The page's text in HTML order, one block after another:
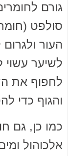
גורם
סולפט (חומר
העור
לשיער עשוי
לחפוף את
והגוף כדי
כמו כן, גם
אלכוהול